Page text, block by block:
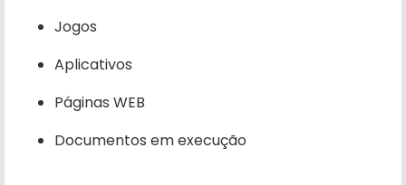
Jogos
Aplicativos
Páginas WEB
Documentos em execução